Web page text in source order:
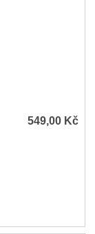
549,00 Kč